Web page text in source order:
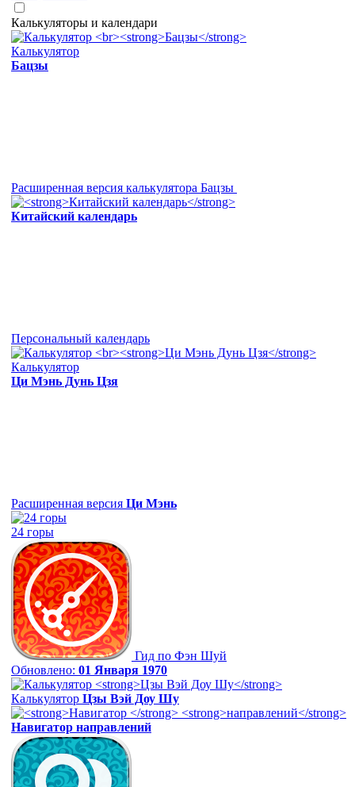
Калькуляторы и календари
Калькулятор
Бацзы
Расширенная версия калькулятора Бацзы
Китайский календарь
Персональный календарь
Калькулятор
Ци Мэнь Дунь Цзя
Расширенная версия Ци Мэнь
24 горы
Гид по Фэн Шуй
Обновлено: 01 Января 1970
Калькулятор Цзы Вэй Доу Шу
Навигатор направлений